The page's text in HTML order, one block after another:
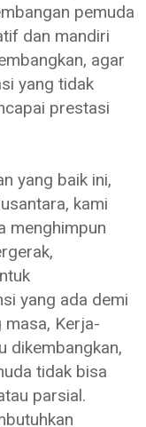
pemuda
dan mandiri
agar
yang tidak
prestasi
yang baik ini,
kami
menghimpun
yang ada demi
masa, Kerja-
dikembangkan,
tidak bisa
parsial.